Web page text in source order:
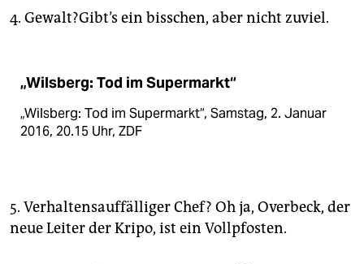
4. Gewalt?Gibt’s ein bisschen, aber nicht zuviel.
„Wilsberg: Tod im Supermarkt“
„Wilsberg: Tod im Supermarkt“, Samstag, 2. Januar
2016, 20.15 Uhr, ZDF
5. Verhaltensauffälliger Chef? Oh ja, Overbeck, der
neue Leiter der Kripo, ist ein Vollpfosten.